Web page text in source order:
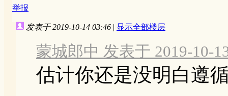
举报
发表于 2019-10-14 03:46 | 显示全部楼层
蒙城郎中 发表于 2019-10-
估计你还是没明白遵